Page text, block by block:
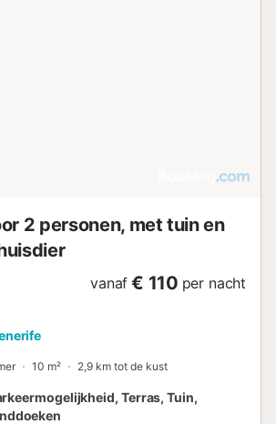
2 personen, met tuin en
vanaf € 110 per nacht
10 m² 2,9 km tot de kust
Terras, Tuin,